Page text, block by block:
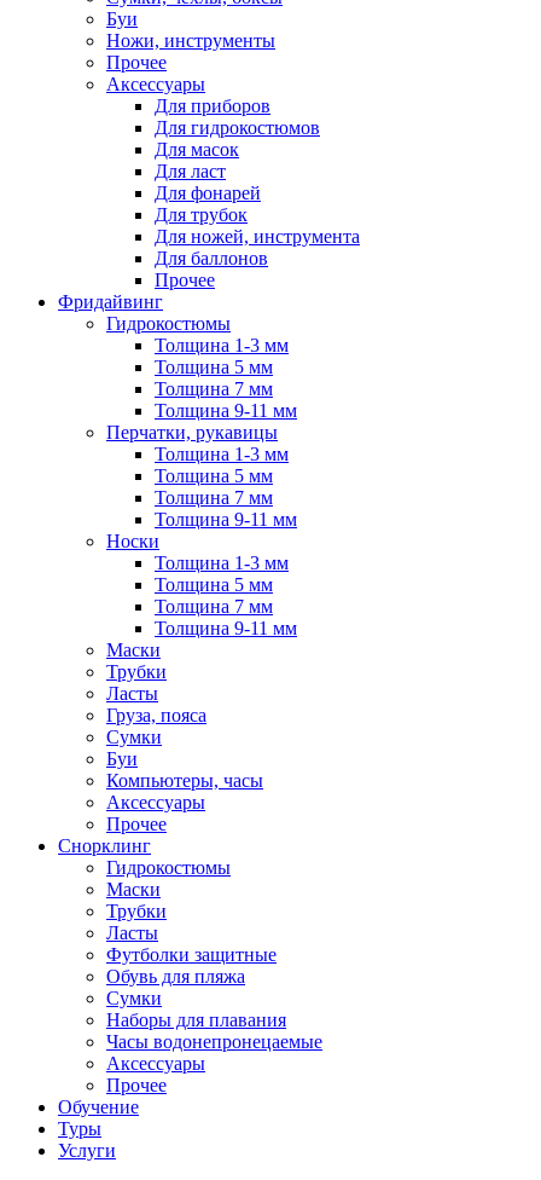
Буи
Ножи, инструменты
Прочее
Аксессуары
Для приборов
Для гидрокостюмов
Для масок
Для ласт
Для фонарей
Для трубок
Для ножей, инструмента
Для баллонов
Прочее
Фридайвинг
Гидрокостюмы
Толщина 1-3 мм
Толщина 5 мм
Толщина 7 мм
Толщина 9-11 мм
Перчатки, рукавицы
Толщина 1-3 мм
Толщина 5 мм
Толщина 7 мм
Толщина 9-11 мм
Носки
Толщина 1-3 мм
Толщина 5 мм
Толщина 7 мм
Толщина 9-11 мм
Маски
Трубки
Ласты
Груза, пояса
Сумки
Буи
Компьютеры, часы
Аксессуары
Прочее
Снорклинг
Гидрокостюмы
Маски
Трубки
Ласты
Футболки защитные
Обувь для пляжа
Сумки
Наборы для плавания
Часы водонепронецаемые
Аксессуары
Прочее
Обучение
Туры
Услуги